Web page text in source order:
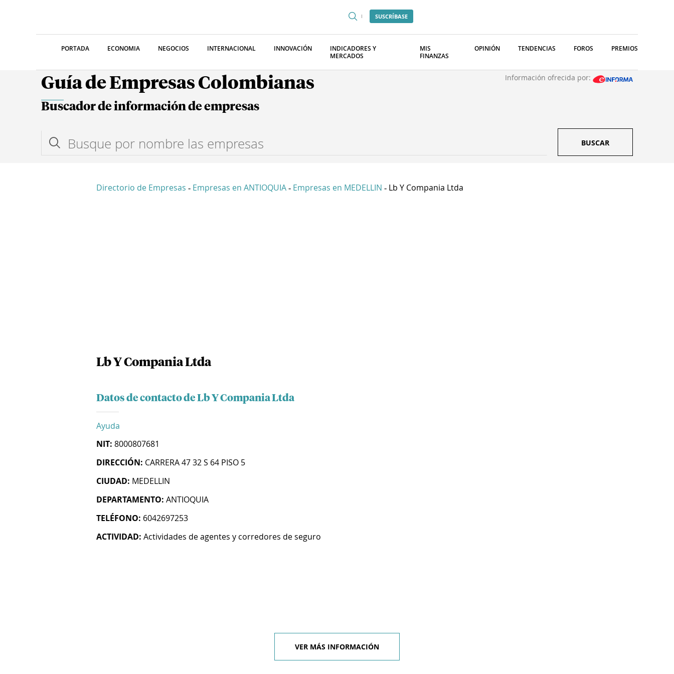
SUSCRÍBASE
PORTADA ECONOMIA NEGOCIOS INTERNACIONAL INNOVACIÓN
INDICADORES Y
MERCADOS
MIS
FINANZAS
OPINIÓN TENDENCIAS FOROS PREMIOS
Guía de Empresas Colombianas Información ofrecida por:
Buscador de información de empresas
BUSCAR
Directorio de Empresas - Empresas en ANTIOQUIA - Empresas en MEDELLIN - Lb Y Compania Ltda
Lb Y Compania Ltda
Datos de contacto de Lb Y Compania Ltda
Ayuda
NIT: 8000807681
DIRECCIÓN: CARRERA 47 32 S 64 PISO 5
CIUDAD: MEDELLIN
DEPARTAMENTO: ANTIOQUIA
TELÉFONO: 6042697253
ACTIVIDAD: Actividades de agentes y corredores de seguro
VER MÁS INFORMACIÓN